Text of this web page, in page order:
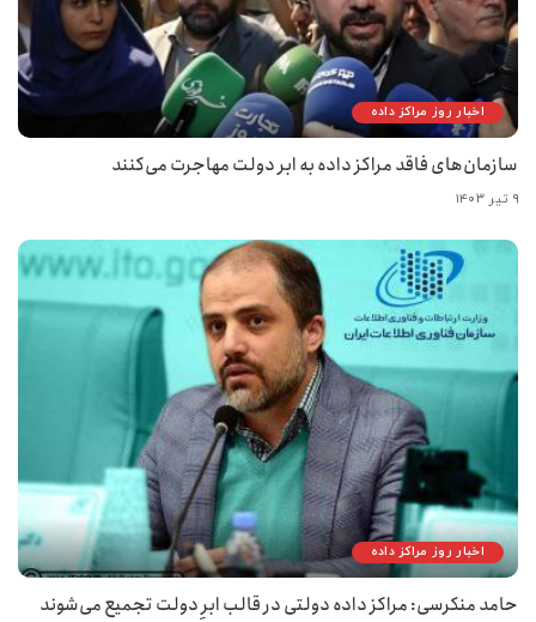
اخبار روز مراکز داده
سازمان‌های فاقد مراکز داده به ابر دولت مهاجرت می‌کنند
۹ تیر ۱۴۰۳
اخبار روز مراکز داده
حامد منکرسی: مراکز داده دولتی در قالب ابرِ دولت تجمیع می‌شوند